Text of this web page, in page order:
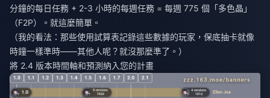
分鐘的每日任務 + 2-3 小時的每週任務 = 每週 775 個「多色晶」
（F2P）。就這麼簡單。
（我的看法：那些使用試算表記錄這些數據的玩家，保底抽卡就像
時鐘一樣準時——其他人呢？就沒那麼準了。）
將 2.4 版本時間軸和預測納入您的計畫